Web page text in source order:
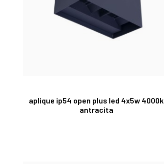
aplique ip54 open plus led 4x5w 4000k
antracita